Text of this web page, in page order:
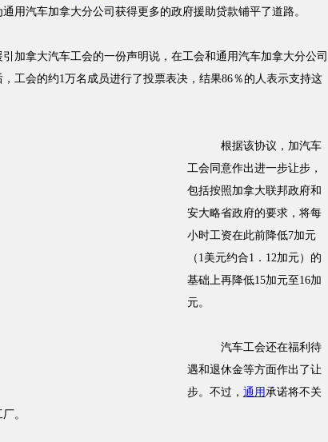
通用汽车加拿大分公司获得更多的政府援助贷款铺平了道路。
拿大汽车工会的一份声明说，在工会和通用汽车加拿大分公司
工会的约1万名成员进行了投票表决，结果86％的人表示支持这
根据该协议，加汽车
工会同意作出进一步让步，
包括按照加拿大联邦政府和
安大略省政府的要求，将每
小时工资在此前降低7加元
（1美元约合1．12加元）的
基础上再降低15加元至16加
元。
汽车工会还在福利待
遇和退休金等方面作出了让
步。不过， 通用承诺将不关
。